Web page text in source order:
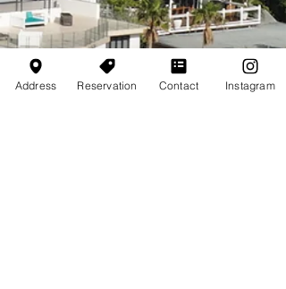
Address Reservation Contact Instagram